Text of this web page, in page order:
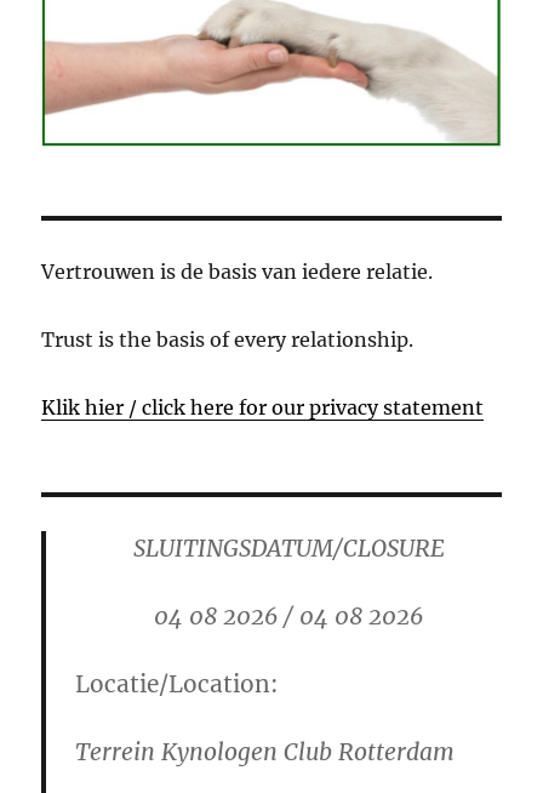
Vertrouwen is de basis van iedere relatie.
Trust is the basis of every relationship.
Klik hier / click here for our privacy statement
SLUITINGSDATUM/CLOSURE
04 08 2026 / 04 08 2026
Locatie/Location:
Terrein Kynologen Club Rotterdam